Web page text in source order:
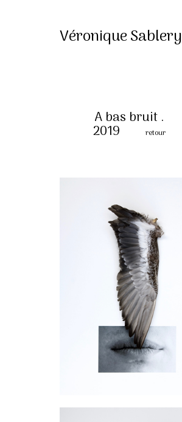
Véronique Sablery
A bas bruit .
2019 retour